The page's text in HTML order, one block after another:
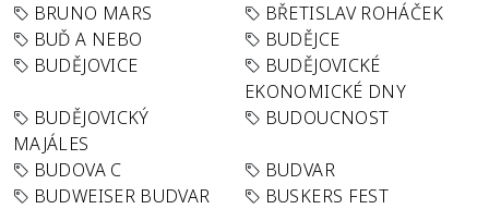
BRUNO MARS
BŘETISLAV ROHÁČEK
BUĎ A NEBO
BUDĚJCE
BUDĚJOVICE
BUDĚJOVICKÉ
EKONOMICKÉ DNY
BUDĚJOVICKÝ
MAJÁLES
BUDOUCNOST
BUDOVA C
BUDVAR
BUDWEISER BUDVAR
BUSKERS FEST